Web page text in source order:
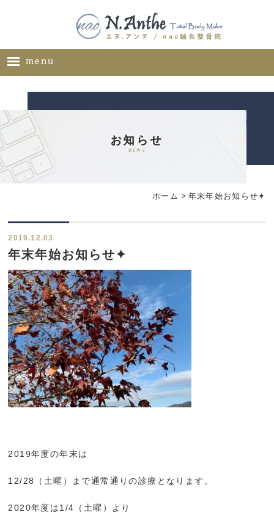
menu
メニュー
ギャラリー
お問い合わせ
ブログ
お知らせ
news
ホーム > 年末年始お知らせ✦
2019.12.03
年末年始お知らせ✦
2019年度の年末は
12/28（土曜）まで通常通りの診療となります。
2020年度は1/4（土曜）より